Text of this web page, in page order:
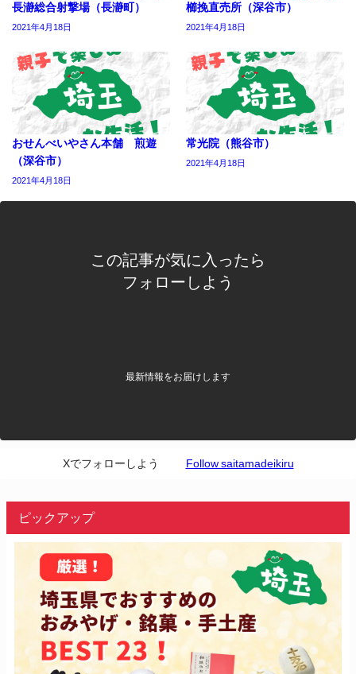
長瀞総合射撃場（長瀞町）
2021年4月18日
櫛挽直売所（深谷市）
2021年4月18日
おせんべいやさん本舗 煎遊
（深谷市）
2021年4月18日
常光院（熊谷市）
2021年4月18日
この記事が気に入ったら
フォローしよう
最新情報をお届けします
Xでフォローしよう Follow saitamadeikiru
ピックアップ